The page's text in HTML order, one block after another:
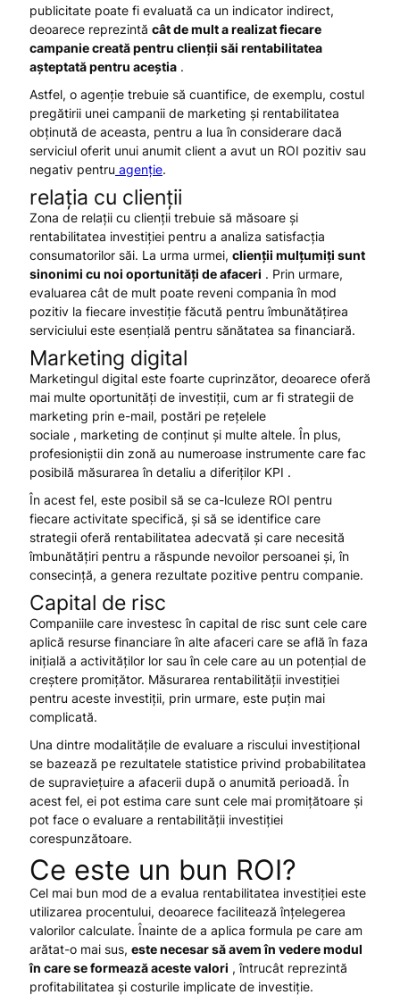
publicitate poate fi evaluată ca un indicator indirect,
deoarece reprezintă cât de mult a realizat fiecare
campanie creată pentru clienții săi rentabilitatea
așteptată pentru aceștia.
Astfel, o agenție trebuie să cuantifice, de exemplu, costul
pregătirii unei campanii de marketing și rentabilitatea
obținută de aceasta, pentru a lua în considerare dacă
serviciul oferit unui anumit client a avut un ROI pozitiv sau
negativ pentru agenție.
relația cu clienții
Zona de relații cu clienții trebuie să măsoare și
rentabilitatea investiției pentru a analiza satisfacția
consumatorilor săi. La urma urmei, clienții mulțumiți sunt
sinonimi cu noi oportunități de afaceri . Prin urmare,
evaluarea cât de mult poate reveni compania în mod
pozitiv la fiecare investiție făcută pentru îmbunătățirea
serviciului este esențială pentru sănătatea sa financiară.
Marketing digital
Marketingul digital este foarte cuprinzător, deoarece oferă
mai multe oportunități de investiții, cum ar fi strategii de
marketing prin e-mail, postări pe rețelele
sociale , marketing de conținut și multe altele. În plus,
profesioniștii din zonă au numeroase instrumente care fac
posibilă măsurarea în detaliu a diferiților KPI .
În acest fel, este posibil să se ca-lculeze ROI pentru
fiecare activitate specifică, și să se identifice care
strategii oferă rentabilitatea adecvată și care necesită
îmbunătățiri pentru a răspunde nevoilor persoanei și, în
consecință, a genera rezultate pozitive pentru companie.
Capital de risc
Companiile care investesc în capital de risc sunt cele care
aplică resurse financiare în alte afaceri care se află în faza
inițială a activităților lor sau în cele care au un potențial de
creștere promițător. Măsurarea rentabilității investiției
pentru aceste investiții, prin urmare, este puțin mai
complicată.
Una dintre modalitățile de evaluare a riscului investițional
se bazează pe rezultatele statistice privind probabilitatea
de supraviețuire a afacerii după o anumită perioadă. În
acest fel, ei pot estima care sunt cele mai promițătoare și
pot face o evaluare a rentabilității investiției
corespunzătoare.
Ce este un bun ROI?
Cel mai bun mod de a evalua rentabilitatea investiției este
utilizarea procentului, deoarece facilitează înțelegerea
valorilor calculate. Înainte de a aplica formula pe care am
arătat-o ​​mai sus, este necesar să avem în vedere modul
în care se formează aceste valori , întrucât reprezintă
profitabilitatea și costurile implicate de investiție.